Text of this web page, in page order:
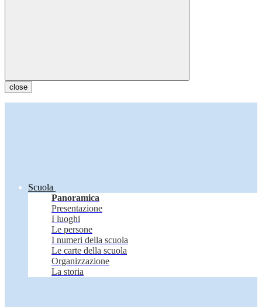
close
Scuola
Panoramica
Presentazione
I luoghi
Le persone
I numeri della scuola
Le carte della scuola
Organizzazione
La storia